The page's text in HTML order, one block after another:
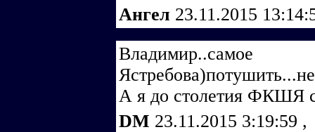
Ангел 23.11.2015
А я до столетия ФКШЯ
DM 23.11.2015 3:19:59 ,